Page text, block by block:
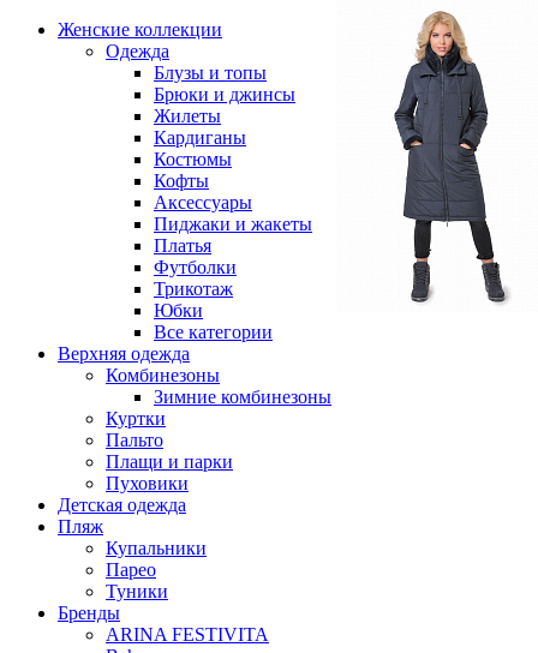
Женские коллекции
Одежда
Блузы и топы
Брюки и джинсы
Жилеты
Кардиганы
Костюмы
Кофты
Аксессуары
Пиджаки и жакеты
Платья
Футболки
Трикотаж
Юбки
Все категории
Верхняя одежда
Комбинезоны
Зимние комбинезоны
Куртки
Пальто
Плащи и парки
Пуховики
Детская одежда
Пляж
Купальники
Парео
Туники
Бренды
ARINA FESTIVITA